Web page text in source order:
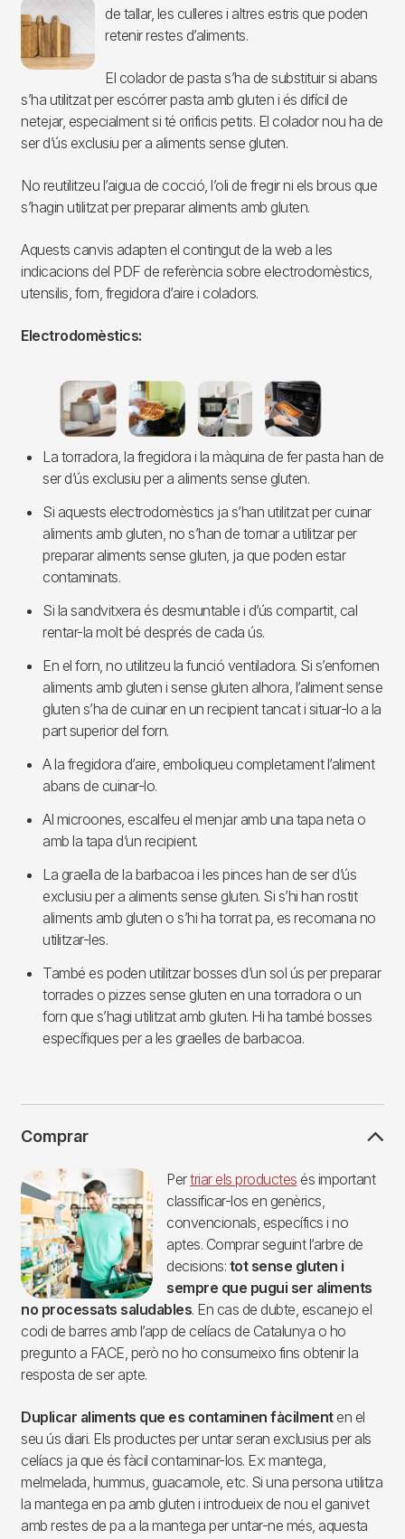
Imagen
de tallar, les culleres i altres estris que poden
retenir restes d’aliments.
El colador de pasta s’ha de substituir si abans
s’ha utilitzat per escórrer pasta amb gluten i és difícil de
netejar, especialment si té orificis petits. El colador nou ha de
ser d’ús exclusiu per a aliments sense gluten.
No reutilitzeu l’aigua de cocció, l’oli de fregir ni els brous que
s’hagin utilitzat per preparar aliments amb gluten.
Aquests canvis adapten el contingut de la web a les
indicacions del PDF de referència sobre electrodomèstics,
utensilis, forn, fregidora d’aire i coladors.
Electrodomèstics:
Imagen
La torradora, la fregidora i la màquina de fer pasta han de
ser d’ús exclusiu per a aliments sense gluten.
Si aquests electrodomèstics ja s’han utilitzat per cuinar
aliments amb gluten, no s’han de tornar a utilitzar per
preparar aliments sense gluten, ja que poden estar
contaminats.
Si la sandvitxera és desmuntable i d’ús compartit, cal
rentar-la molt bé després de cada ús.
En el forn, no utilitzeu la funció ventiladora. Si s’enfornen
aliments amb gluten i sense gluten alhora, l’aliment sense
gluten s’ha de cuinar en un recipient tancat i situar-lo a la
part superior del forn.
A la fregidora d’aire, emboliqueu completament l’aliment
abans de cuinar-lo.
Al microones, escalfeu el menjar amb una tapa neta o
amb la tapa d’un recipient.
La graella de la barbacoa i les pinces han de ser d’ús
exclusiu per a aliments sense gluten. Si s’hi han rostit
aliments amb gluten o s’hi ha torrat pa, es recomana no
utilitzar-les.
També es poden utilitzar bosses d’un sol ús per preparar
torrades o pizzes sense gluten en una torradora o un
forn que s’hagi utilitzat amb gluten. Hi ha també bosses
específiques per a les graelles de barbacoa.
Comprar
Imagen Pertriar els productes és important
classificar-los en genèrics,
convencionals, específics i no
aptes. Comprar seguint l’arbre de
decisions: tot sense gluten i
sempre que pugui ser aliments
no processats saludables. En cas de dubte, escanejo el
codi de barres amb l’app de celíacs de Catalunya o ho
pregunto a FACE, però no ho consumeixo fins obtenir la
resposta de ser apte.
Duplicar aliments que es contaminen fàcilmenten el
seu ús diari. Els productes per untar seran exclusius per als
celíacs ja que és fàcil contaminar-los. Ex: mantega,
melmelada, hummus, guacamole, etc. Si una persona utilitza
la mantega en pa amb gluten i introdueix de nou el ganivet
amb restes de pa a la mantega per untar-ne més, aquesta